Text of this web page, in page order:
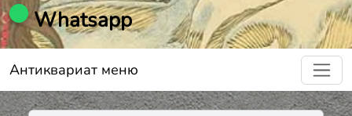
Whatsapp
Антиквариат меню